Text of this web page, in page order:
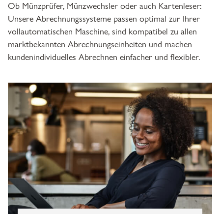
Ob Münzprüfer, Münzwechsler oder auch Kartenleser:
Unsere Abrechnungssysteme passen optimal zur Ihrer
vollautomatischen Maschine, sind kompatibel zu allen
marktbekannten Abrechnungseinheiten und machen
kundenindividuelles Abrechnen einfacher und flexibler.